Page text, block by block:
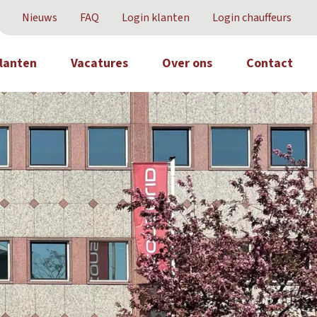
Nieuws FAQ Login klanten Login chauffeurs
Vacatures Over ons Contact